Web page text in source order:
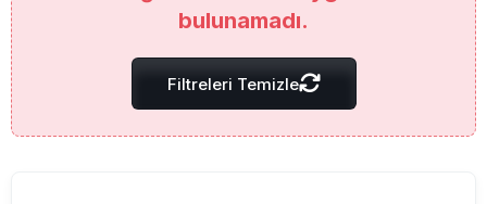
bulunamadı.
Filtreleri Temizle